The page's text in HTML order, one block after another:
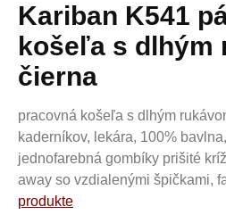
Kariban K541
košeľa s dlhým
čierna
pracovná košeľa s dlhým
kaderníkov, lekára, 100%
jednofarebná gombíky prišité
away so vzdialenými špičkami,
produkte